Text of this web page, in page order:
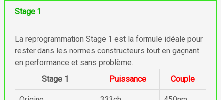
Stage 1
La reprogrammation Stage 1 est la formule idéale pour
rester dans les normes constructeurs tout en gagnant
en performance et sans problème.
Stage 1
Puissance Couple